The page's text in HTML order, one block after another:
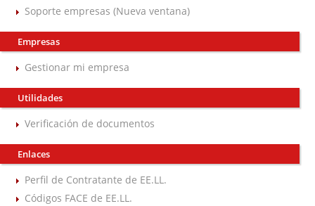
Soporte empresas (Nueva ventana)
Empresas
Gestionar mi empresa
Utilidades
Verificación de documentos
Enlaces
Perfil de Contratante de EE.LL.
Códigos FACE de EE.LL.